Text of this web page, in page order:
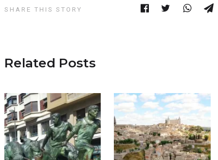
SHARE THIS STORY
Related Posts